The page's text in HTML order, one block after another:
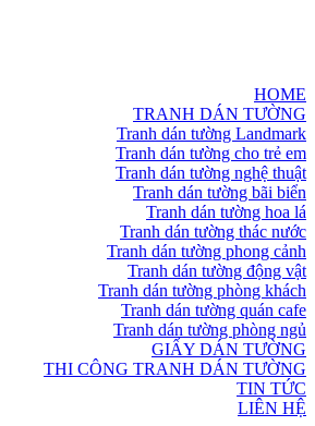
HOME
TRANH DÁN TƯỜNG
Tranh dán tường Landmark
Tranh dán tường cho trẻ em
Tranh dán tường nghệ thuật
Tranh dán tường bãi biển
Tranh dán tường hoa lá
Tranh dán tường thác nước
Tranh dán tường phong cảnh
Tranh dán tường động vật
Tranh dán tường phòng khách
Tranh dán tường quán cafe
Tranh dán tường phòng ngủ
GIẤY DÁN TƯỜNG
THI CÔNG TRANH DÁN TƯỜNG
TIN TỨC
LIÊN HỆ